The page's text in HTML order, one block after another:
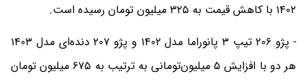
1402 با کاهش قیمت به 325 میلیون تومان رسیده است.
- پژو 206 تیپ 3 پانوراما مدل 1402 و پژو 207 دنده‌ای مدل 1403
هر دو با افزایش 5 میلیون‌تومانی به ترتیب به 675 میلیون تومان